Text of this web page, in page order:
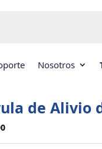
Nosotros
de Alivio